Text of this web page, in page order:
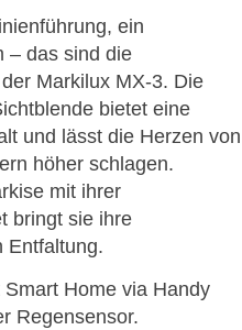
ein
– das sind die
Markilux MX-3. Die
bietet eine
und lässt die Herzen von
höher schlagen.
mit ihrer
bringt sie ihre
Entfaltung.
Home via Handy
Regensensor.